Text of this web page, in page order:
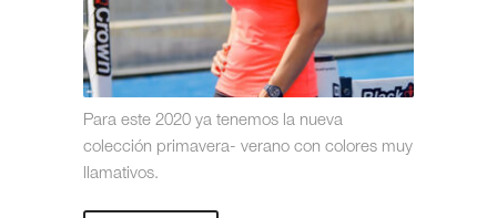
Para este 2020 ya tenemos la nueva
colección primavera- verano con colores muy
llamativos.